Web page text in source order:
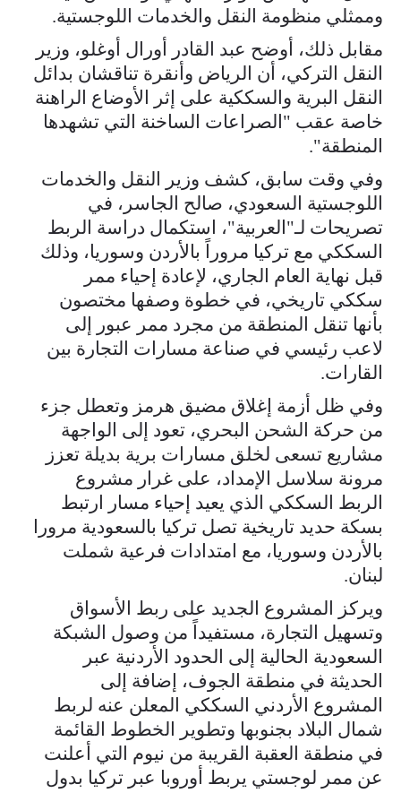
وممثلي منظومة النقل والخدمات اللوجستية.
مقابل ذلك، أوضح عبد القادر أورال أوغلو، وزير
النقل التركي، أن الرياض وأنقرة تناقشان بدائل
النقل البرية والسككية على إثر الأوضاع الراهنة
خاصة عقب "الصراعات الساخنة التي تشهدها
المنطقة".
وفي وقت سابق، كشف وزير النقل والخدمات
اللوجستية السعودي، صالح الجاسر، في
تصريحات لـ"العربية"، استكمال دراسة الربط
السككي مع تركيا مروراً بالأردن وسوريا، وذلك
قبل نهاية العام الجاري، لإعادة إحياء ممر
سككي تاريخي، في خطوة وصفها مختصون
بأنها تنقل المنطقة من مجرد ممر عبور إلى
لاعب رئيسي في صناعة مسارات التجارة بين
القارات.
وفي ظل أزمة إغلاق مضيق هرمز وتعطل جزء
من حركة الشحن البحري، تعود إلى الواجهة
مشاريع تسعى لخلق مسارات برية بديلة تعزز
مرونة سلاسل الإمداد، على غرار مشروع
الربط السككي الذي يعيد إحياء مسار ارتبط
بسكة حديد تاريخية تصل تركيا بالسعودية مرورا
بالأردن وسوريا، مع امتدادات فرعية شملت
لبنان.
ويركز المشروع الجديد على ربط الأسواق
وتسهيل التجارة، مستفيداً من وصول الشبكة
السعودية الحالية إلى الحدود الأردنية عبر
الحديثة في منطقة الجوف، إضافة إلى
المشروع الأردني السككي المعلن عنه لربط
شمال البلاد بجنوبها وتطوير الخطوط القائمة
في منطقة العقبة القريبة من نيوم التي أعلنت
عن ممر لوجستي يربط أوروبا عبر تركيا بدول